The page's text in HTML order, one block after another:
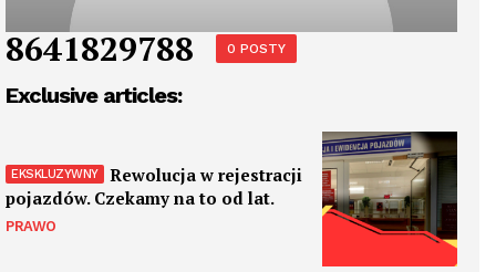
8641829788 0 POSTY
Exclusive articles:
Rewolucja w rejestracji
pojazdów. Czekamy na to od lat.
PRAWO